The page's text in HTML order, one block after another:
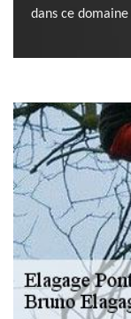
dans ce